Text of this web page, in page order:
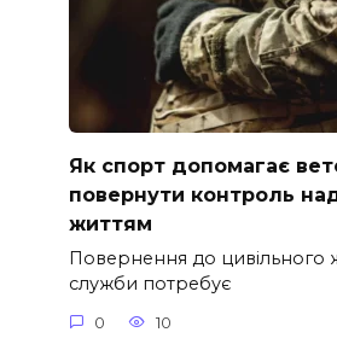
Як спорт допомагає
повернути контроль
життям
Повернення до цивільного
служби потребує
0 10